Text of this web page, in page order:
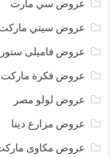
عروض سي مارت
عروض سيتي
عروض فاميلى ستور
عروض فكرة ماركت
عروض لولو مصر
عروض مزارع دينا
عروض مكاوى